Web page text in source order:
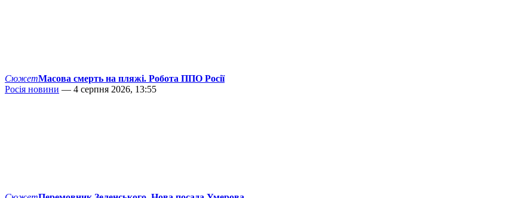
СюжетМасова смерть на пляжі. Робота ППО Росії
Росія новини — 4 серпня 2026, 13:55